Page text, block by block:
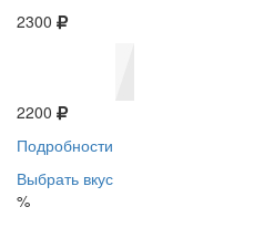
2300
2200
Подробности
Выбрать вкус
%